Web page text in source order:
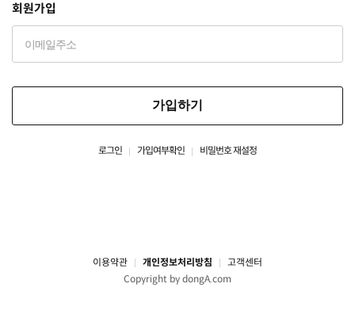
회원가입
가입하기
로그인 가입여부확인 비밀번호 재설정
이용약관 개인정보처리방침
고객센터
Copyright by dongA.com